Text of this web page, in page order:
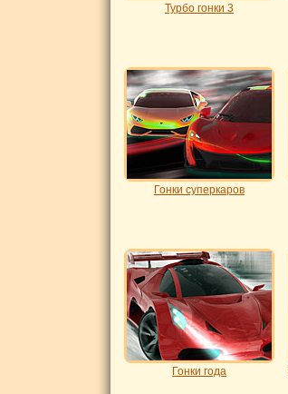
Турбо гонки 3
Гонки суперкаров
Гонки года